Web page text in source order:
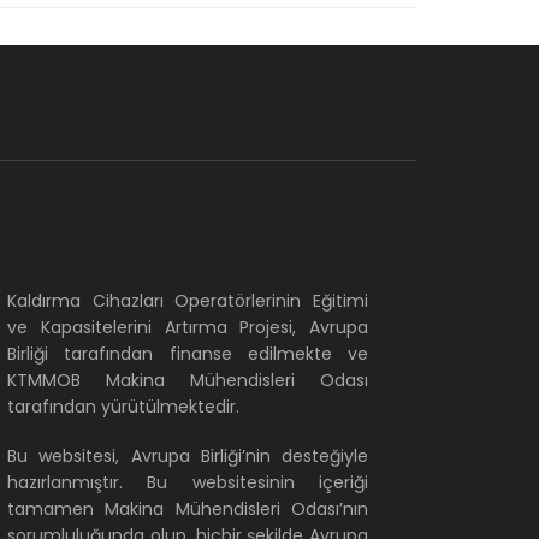
Kaldırma Cihazları Operatörlerinin Eğitimi
ve Kapasitelerini Artırma Projesi, Avrupa
Birliği tarafından finanse edilmekte ve
KTMMOB Makina Mühendisleri Odası
tarafından yürütülmektedir.
Bu websitesi, Avrupa Birliği’nin desteğiyle
hazırlanmıştır. Bu websitesinin içeriği
tamamen Makina Mühendisleri Odası’nın